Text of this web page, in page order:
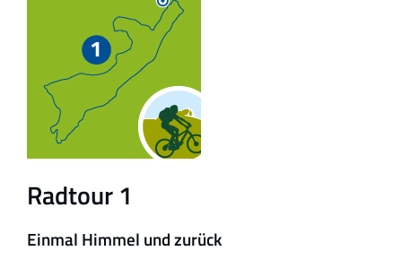
Radtour 1
Einmal Himmel und zurück